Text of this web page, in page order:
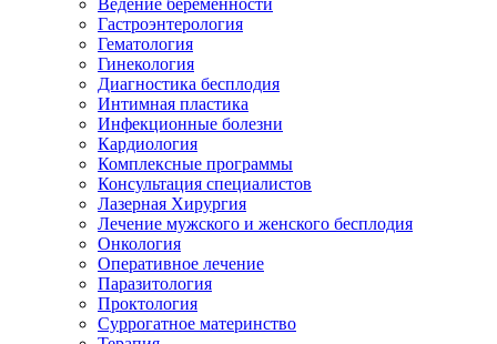
Гастроэнтерология
Гематология
Гинекология
Диагностика бесплодия
Интимная пластика
Инфекционные болезни
Кардиология
Комплексные программы
Консультация специалистов
Лазерная Хирургия
Лечение мужского и женского бесплодия
Онкология
Оперативное лечение
Паразитология
Проктология
Суррогатное материнство